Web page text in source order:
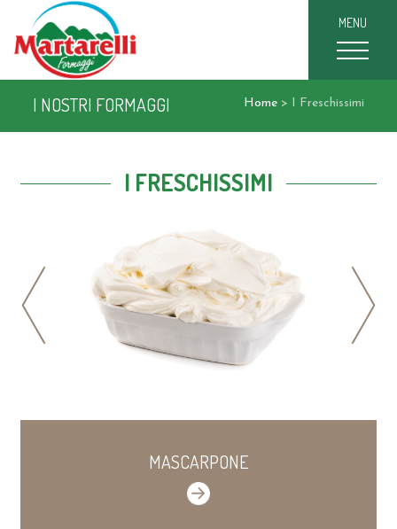
MENU
I NOSTRI FORMAGGI Home> I Freschissimi
I FRESCHISSIMI
MASCARPONE
prev next